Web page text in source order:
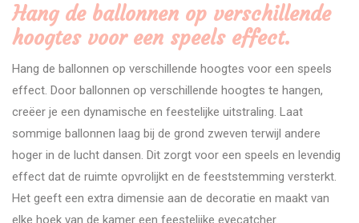
Hang de ballonnen op verschillende
hoogtes voor een speels effect.
Hang de ballonnen op verschillende hoogtes voor een speels
effect. Door ballonnen op verschillende hoogtes te hangen,
creëer je een dynamische en feestelijke uitstraling. Laat
sommige ballonnen laag bij de grond zweven terwijl andere
hoger in de lucht dansen. Dit zorgt voor een speels en levendig
effect dat de ruimte opvrolijkt en de feeststemming versterkt.
Het geeft een extra dimensie aan de decoratie en maakt van
elke hoek van de kamer een feestelijke eyecatcher.